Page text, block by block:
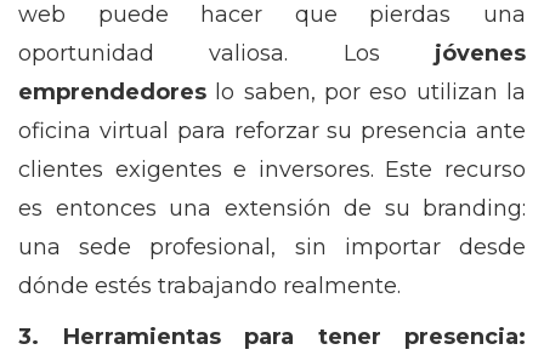
web puede hacer que pierdas una
oportunidad valiosa. Los jóvenes
emprendedores lo saben, por eso utilizan la
oficina virtual para reforzar su presencia ante
clientes exigentes e inversores. Este recurso
es entonces una extensión de su branding:
una sede profesional, sin importar desde
dónde estés trabajando realmente.
3. Herramientas para tener presencia: